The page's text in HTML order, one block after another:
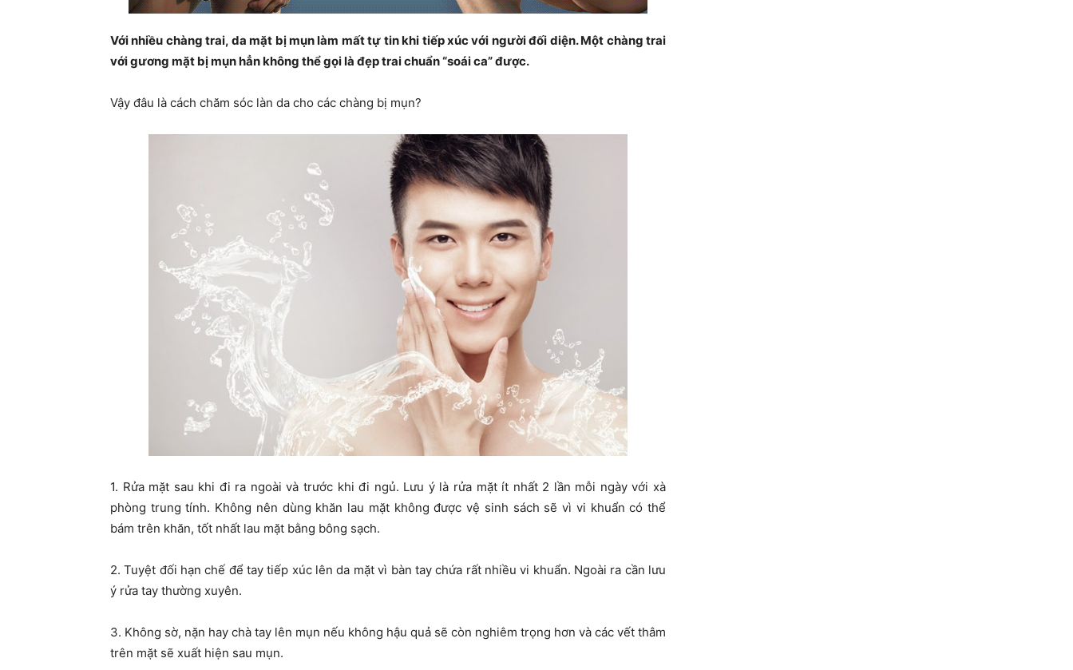
Với nhiều chàng trai, da mặt bị mụn làm mất tự tin khi tiếp xúc với người đối diện. Một chàng trai
với gương mặt bị mụn hẳn không thể gọi là đẹp trai chuẩn “soái ca” được.
Vậy đâu là cách chăm sóc làn da cho các chàng bị mụn?
1. Rửa mặt sau khi đi ra ngoài và trước khi đi ngủ. Lưu ý là rửa mặt ít nhất 2 lần mỗi ngày với xà
phòng trung tính. Không nên dùng khăn lau mặt không được vệ sinh sách sẽ vì vi khuẩn có thể
bám trên khăn, tốt nhất lau mặt bằng bông sạch.
2. Tuyệt đối hạn chế để tay tiếp xúc lên da mặt vì bàn tay chứa rất nhiều vi khuẩn. Ngoài ra cần lưu
ý rửa tay thường xuyên.
3. Không sờ, nặn hay chà tay lên mụn nếu không hậu quả sẽ còn nghiêm trọng hơn và các vết thâm
trên mặt sẽ xuất hiện sau mụn.